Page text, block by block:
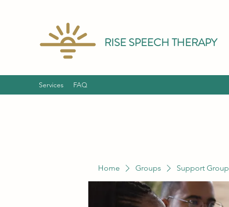
RISE SPEECH THERAPY
Services FAQ
Home Groups Support Group